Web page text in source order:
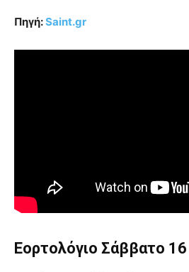
Πηγή:Saint.gr
Εορτολόγιο Σάββατο